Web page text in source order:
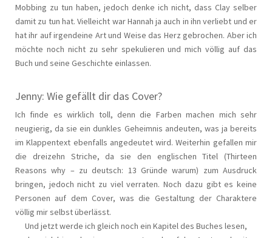
Mobbing zu tun haben, jedoch denke ich nicht, dass Clay selber
damit zu tun hat. Vielleicht war Hannah ja auch in ihn verliebt und er
hat ihr auf irgendeine Art und Weise das Herz gebrochen. Aber ich
möchte noch nicht zu sehr spekulieren und mich völlig auf das
Buch und seine Geschichte einlassen.
Jenny: Wie gefällt dir das Cover?
Ich finde es wirklich toll, denn die Farben machen mich sehr
neugierig, da sie ein dunkles Geheimnis andeuten, was ja bereits
im Klappentext ebenfalls angedeutet wird. Weiterhin gefallen mir
die dreizehn Striche, da sie den englischen Titel (Thirteen
Reasons why – zu deutsch: 13 Gründe warum) zum Ausdruck
bringen, jedoch nicht zu viel verraten. Noch dazu gibt es keine
Personen auf dem Cover, was die Gestaltung der Charaktere
völlig mir selbst überlässt.
Und jetzt werde ich gleich noch ein Kapitel des Buches lesen,